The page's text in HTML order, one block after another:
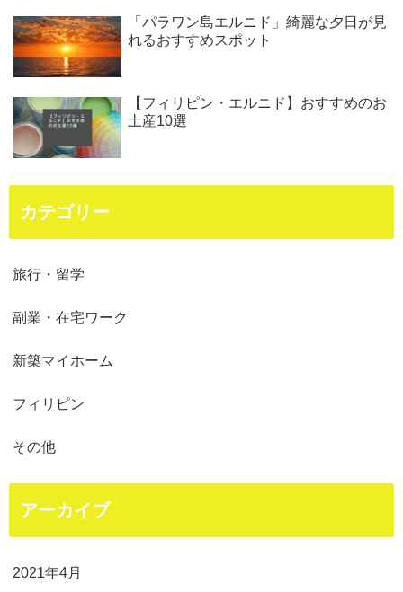
「パラワン島エルニド」綺麗な夕日が見
れるおすすめスポット
【フィリピン・エルニド】おすすめのお
土産10選
カテゴリー
旅行・留学
副業・在宅ワーク
新築マイホーム
フィリピン
その他
アーカイブ
2021年4月